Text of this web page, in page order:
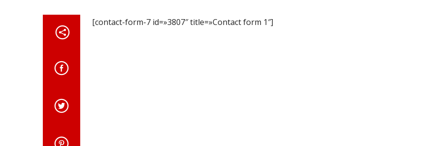
[contact-form-7 id=»3807″ title=»Contact form 1″]